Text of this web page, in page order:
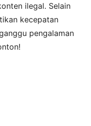
ilegal. Selain
kecepatan
pengalaman